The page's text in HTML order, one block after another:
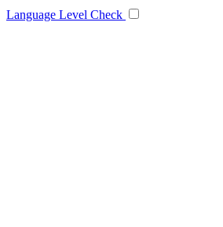
Language Level Check